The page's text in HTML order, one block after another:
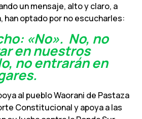
un mensaje, alto y claro, a
han optado por no escucharles:
«No». No, no
en nuestros
no entrarán en
al pueblo Waorani de Pastaza
Constitucional y apoya a las